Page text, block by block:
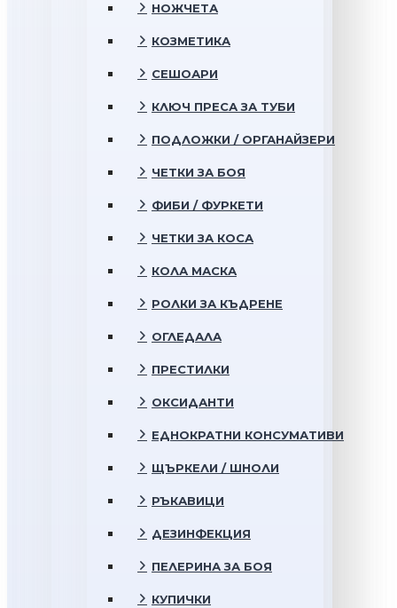
НОЖЧЕТА
КОЗМЕТИКА
СЕШОАРИ
КЛЮЧ ПРЕСА ЗА ТУБИ
ПОДЛОЖКИ / ОРГАНАЙЗЕРИ
ЧЕТКИ ЗА БОЯ
ФИБИ / ФУРКЕТИ
ЧЕТКИ ЗА КОСА
КОЛА МАСКА
РОЛКИ ЗА КЪДРЕНЕ
ОГЛЕДАЛА
ПРЕСТИЛКИ
ОКСИДАНТИ
ЕДНОКРАТНИ КОНСУМАТИВИ
ЩЪРКЕЛИ / ШНОЛИ
РЪКАВИЦИ
ДЕЗИНФЕКЦИЯ
ПЕЛЕРИНА ЗА БОЯ
КУПИЧКИ